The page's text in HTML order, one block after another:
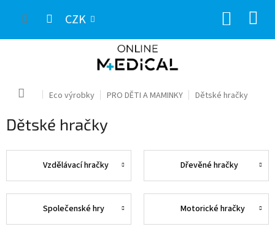
CZK
Domů Eco výrobky PRO DĚTI A MAMINKY Dětské hračky
Dětské hračky
Vzdělávací hračky Dřevěné hračky
Společenské hry Motorické hračky